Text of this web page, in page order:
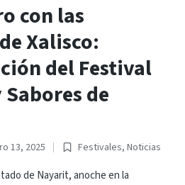
con las
Xalisco:
del Festival
de
13, 2025
Publicado
en
Festivales, Noticias
de Nayarit, anoche en la